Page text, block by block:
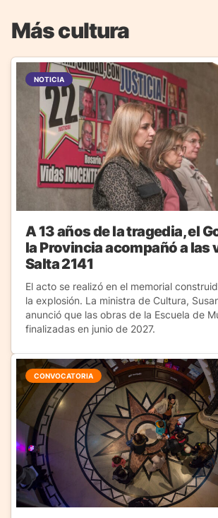
Más cultura
NOTICIA
A 13 años de la tragedia, el
la Provincia acompañó a las
Salta 2141
El acto se realizó en el memorial
la explosión. La ministra de Cultura,
anunció que las obras de la Escuela de
finalizadas en junio de 2027.
CONVOCATORIA